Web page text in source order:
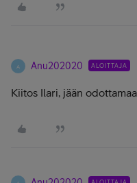
A Anu202020 ALOITTAJA
Kiitos Ilari, jään